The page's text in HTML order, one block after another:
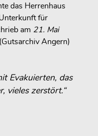
das Herrenhaus
für
am 21. Mai
Angern)
Evakuierten, das
vieles zerstört.“